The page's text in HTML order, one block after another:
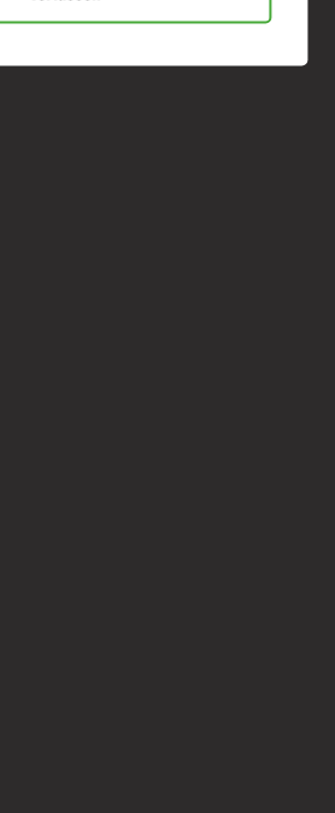
Preisen und begib dich auf eine
Sortiment.